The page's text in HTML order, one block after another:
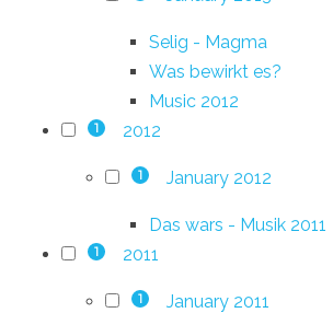
Selig - Magma
Was bewirkt es?
Music 2012
1 2012
1 January 2012
Das wars - Musik 2011
1 2011
1 January 2011